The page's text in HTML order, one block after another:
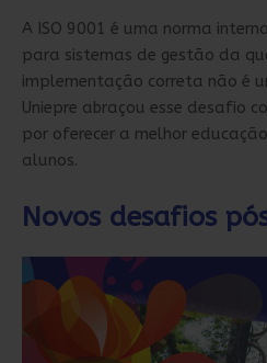
A ISO 9001 é uma norma
para sistemas de gestão da
implementação correta não é
Uniepre abraçou esse desafio
por oferecer a melhor
alunos.
Novos desafios